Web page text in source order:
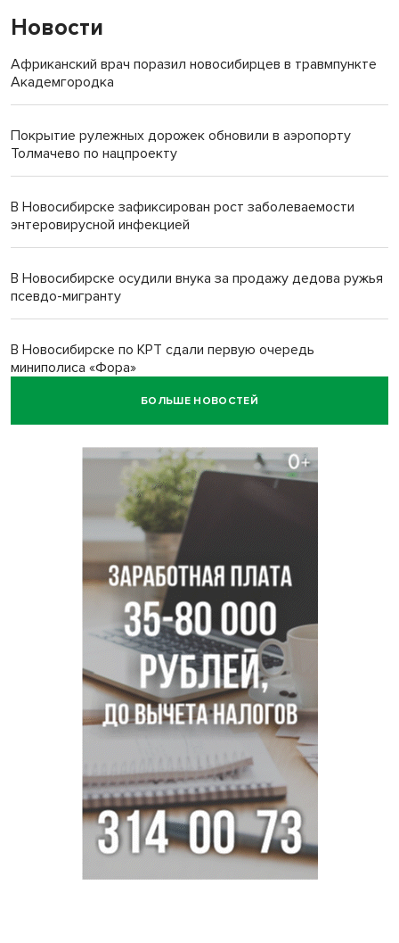
Новости
Африканский врач поразил новосибирцев в травмпункте
Академгородка
Покрытие рулежных дорожек обновили в аэропорту
Толмачево по нацпроекту
В Новосибирске зафиксирован рост заболеваемости
энтеровирусной инфекцией
В Новосибирске осудили внука за продажу дедова ружья
псевдо-мигранту
В Новосибирске по КРТ сдали первую очередь
миниполиса «Фора»
О пустырях в центре Новосибирска из-за лимита
Начался настоящий сезон: новосибирцы ведрами
собирают белый гриб
Под Новосибирском водитель авто выжил в
столкновении с поездом
В Новосибирске Роспотребнадзор изъял из продажи 1,4
тонны опасного мяса
БОЛЬШЕ НОВОСТЕЙ